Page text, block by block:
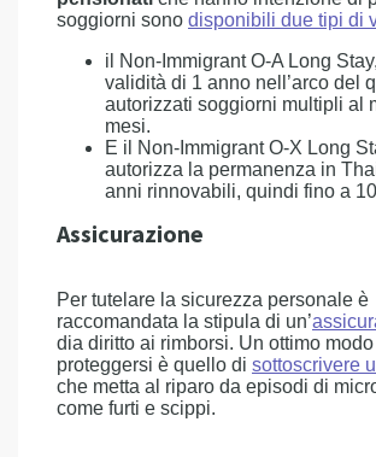
soggiorni sono disponibili due tipi di
il Non-Immigrant O-A Long
validità di 1 anno nell’arco del
autorizzati soggiorni multipli al
mesi.
E il Non-Immigrant O-X Long
autorizza la permanenza in
anni rinnovabili, quindi fino a
Assicurazione
Per tutelare la sicurezza personale è
raccomandata la stipula di un’
dia diritto ai rimborsi. Un ottimo
proteggersi è quello di sottoscrivere
che metta al riparo da episodi di
come furti e scippi.